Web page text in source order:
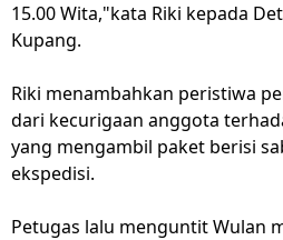
15.00 Wita,"kata Riki kepada
Kupang.
Riki menambahkan peristiwa
dari kecurigaan anggota
yang mengambil paket berisi
ekspedisi.
Petugas lalu menguntit Wulan